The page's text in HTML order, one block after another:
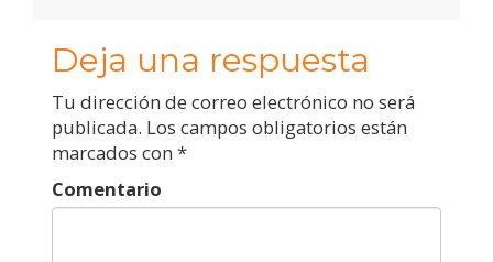
Deja una respuesta
Tu dirección de correo electrónico no será
publicada. Los campos obligatorios están
marcados con *
Comentario